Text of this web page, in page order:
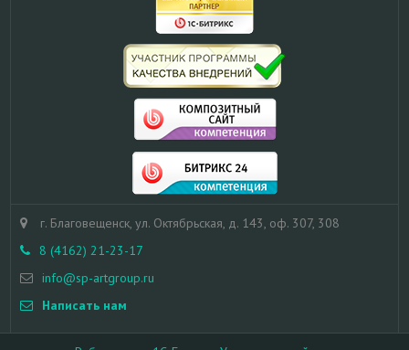
г. Благовещенск, ул. Октябрьская, д. 143, оф. 307, 308
8 (4162) 21-23-17
info@sp-artgroup.ru
Написать нам